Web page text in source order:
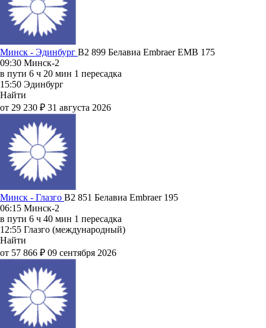
Минск - Эдинбург B2 899 Белавиа Embraer EMB 175
09:30 Минск-2
в пути 6 ч 20 мин 1 пересадка
15:50 Эдинбург
Найти
от 29 230 ₽ 31 августа 2026
Минск - Глазго B2 851 Белавиа Embraer 195
06:15 Минск-2
в пути 6 ч 40 мин 1 пересадка
12:55 Глазго (международный)
Найти
от 57 866 ₽ 09 сентября 2026